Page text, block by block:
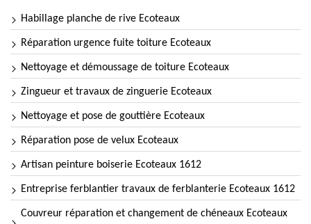
Habillage planche de rive Ecoteaux
Réparation urgence fuite toiture Ecoteaux
Nettoyage et démoussage de toiture Ecoteaux
Zingueur et travaux de zinguerie Ecoteaux
Nettoyage et pose de gouttière Ecoteaux
Réparation pose de velux Ecoteaux
Artisan peinture boiserie Ecoteaux 1612
Entreprise ferblantier travaux de ferblanterie Ecoteaux 1612
Couvreur réparation et changement de chéneaux Ecoteaux